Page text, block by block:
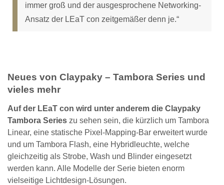
immer groß und der ausgesprochene Networking-
Ansatz der LEaT con zeitgemäßer denn je.“
Neues von Claypaky – Tambora Series und
vieles mehr
Auf der LEaT con wird unter anderem die Claypaky
Tambora Series zu sehen sein, die kürzlich um Tambora
Linear, eine statische Pixel-Mapping-Bar erweitert wurde
und um Tambora Flash, eine Hybridleuchte, welche
gleichzeitig als Strobe, Wash und Blinder eingesetzt
werden kann. Alle Modelle der Serie bieten enorm
vielseitige Lichtdesign-Lösungen.